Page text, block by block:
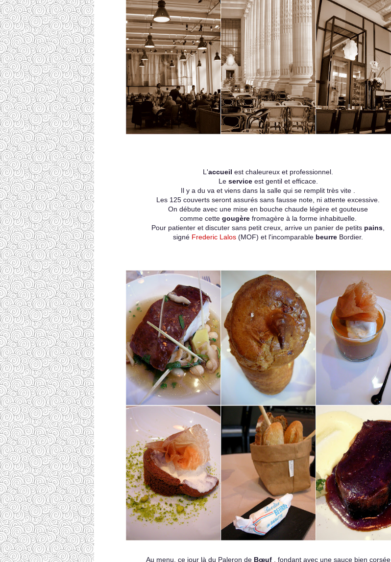
L'accueil est chaleureux et professionnel.
Leserviceest gentil et efficace.
Il y a du va et viens dans la salle qui se remplit très vite .
Les 125 couverts seront assurés sans fausse note, ni attente excessive.
On débute avec une mise en bouche chaude légère et gouteuse
comme cette gougèrefromagère à la forme inhabituelle.
Pour patienter et discuter sans petit creux, arrive un panier de petits pains
signé Frederic Lalos (MOF) et l'incomparable beurre Bordier.
Au menu, ce jour là du Paleron de Bœuf, fondant avec une sauce bien corsée